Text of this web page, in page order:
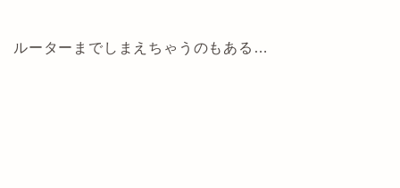
ルーターまでしまえちゃうのもある…